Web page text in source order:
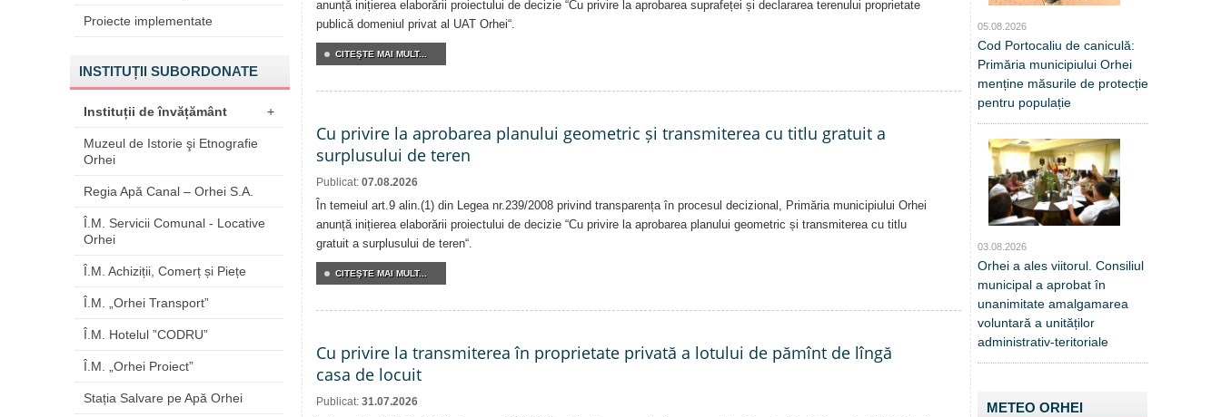
Proiecte implementate
INSTITUȚII SUBORDONATE
Instituții de învățământ +
Muzeul de Istorie şi Etnografie
Orhei
Regia Apă Canal – Orhei S.A.
Î.M. Servicii Comunal - Locative
Orhei
Î.M. Achiziții, Comerț și Piețe
Î.M. „Orhei Transport”
Î.M. Hotelul ”CODRU”
Î.M. „Orhei Proiect”
Stația Salvare pe Apă Orhei
anunță inițierea elaborării proiectului de decizie “Cu privire la aprobarea suprafeței și declararea terenului proprietate
publică domeniul privat al UAT Orhei“.
CITEŞTE MAI MULT...
Cu privire la aprobarea planului geometric și transmiterea cu titlu gratuit a
surplusului de teren
Publicat: 07.08.2026
În temeiul art.9 alin.(1) din Legea nr.239/2008 privind transparența în procesul decizional, Primăria municipiului Orhei
anunță inițierea elaborării proiectului de decizie “Cu privire la aprobarea planului geometric și transmiterea cu titlu
gratuit a surplusului de teren“.
CITEŞTE MAI MULT...
Cu privire la transmiterea în proprietate privată a lotului de pămînt de lîngă
casa de locuit
Publicat: 31.07.2026
05.08.2026
Cod Portocaliu de caniculă:
Primăria municipiului Orhei
menține măsurile de protecție
pentru populație
03.08.2026
Orhei a ales viitorul. Consiliul
municipal a aprobat în
unanimitate amalgamarea
voluntară a unităților
administrativ-teritoriale
METEO ORHEI